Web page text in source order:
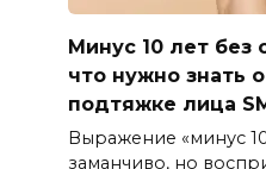
Минус 10 лет без
что нужно знать
подтяжке лица
Выражение «минус 10
заманчиво, но